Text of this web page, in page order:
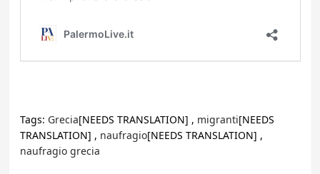
Tags: Grecia[NEEDS TRANSLATION] , migranti[NEEDS
TRANSLATION] , naufragio[NEEDS TRANSLATION] ,
naufragio grecia